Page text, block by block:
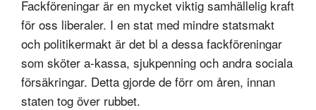
Fackföreningar är en mycket viktig samhällelig kraft
för oss liberaler. I en stat med mindre statsmakt
och politikermakt är det bl a dessa fackföreningar
som sköter a-kassa, sjukpenning och andra sociala
försäkringar. Detta gjorde de förr om åren, innan
staten tog över rubbet.